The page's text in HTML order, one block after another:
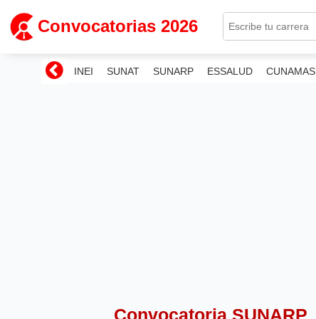
Convocatorias 2026
INEI SUNAT SUNARP ESSALUD CUNAMAS
Convocatoria SUNARP